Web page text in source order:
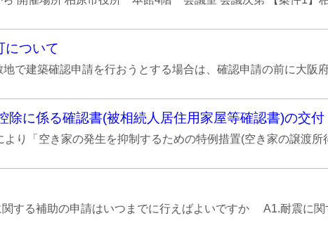
について
で建築確認申請を行おうとする場合は、確認申請の前に大阪
除に係る確認書(被相続人居住用家屋等確認書)の交付
り「空き家の発生を抑制するための特例措置(空き家の譲渡
する補助の申請はいつまでに行えばよいですか A1.耐震に関